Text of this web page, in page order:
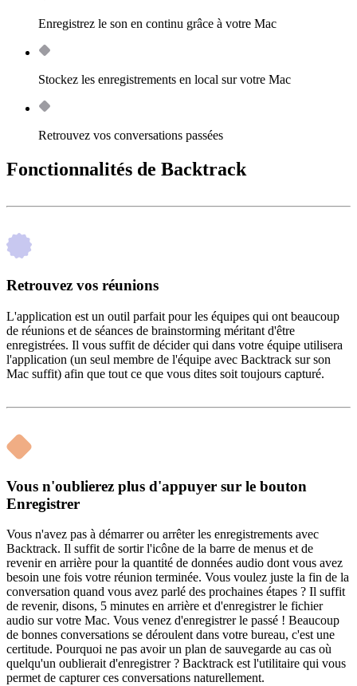
Enregistrez le son en continu grâce à votre Mac
Stockez les enregistrements en local sur votre Mac
Retrouvez vos conversations passées
Fonctionnalités de Backtrack
Retrouvez vos réunions
L'application est un outil parfait pour les équipes qui ont beaucoup
de réunions et de séances de brainstorming méritant d'être
enregistrées. Il vous suffit de décider qui dans votre équipe utilisera
l'application (un seul membre de l'équipe avec Backtrack sur son
Mac suffit) afin que tout ce que vous dites soit toujours capturé.
Vous n'oublierez plus d'appuyer sur le bouton
Enregistrer
Vous n'avez pas à démarrer ou arrêter les enregistrements avec
Backtrack. Il suffit de sortir l'icône de la barre de menus et de
revenir en arrière pour la quantité de données audio dont vous avez
besoin une fois votre réunion terminée. Vous voulez juste la fin de la
conversation quand vous avez parlé des prochaines étapes ? Il suffit
de revenir, disons, 5 minutes en arrière et d'enregistrer le fichier
audio sur votre Mac. Vous venez d'enregistrer le passé ! Beaucoup
de bonnes conversations se déroulent dans votre bureau, c'est une
certitude. Pourquoi ne pas avoir un plan de sauvegarde au cas où
quelqu'un oublierait d'enregistrer ? Backtrack est l'utilitaire qui vous
permet de capturer ces conversations naturellement.